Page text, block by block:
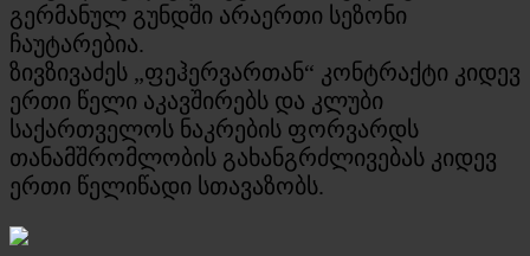
გერმანულ გუნდში არაერთი სეზონი
ჩაუტარებია.
ზივზივაძეს „ფეჰერვართან“ კონტრაქტი კიდევ
ერთი წელი აკავშირებს და კლუბი
საქართველოს ნაკრების ფორვარდს
თანამშრომლობის გახანგრძლივებას კიდევ
ერთი წელიწადი სთავაზობს.